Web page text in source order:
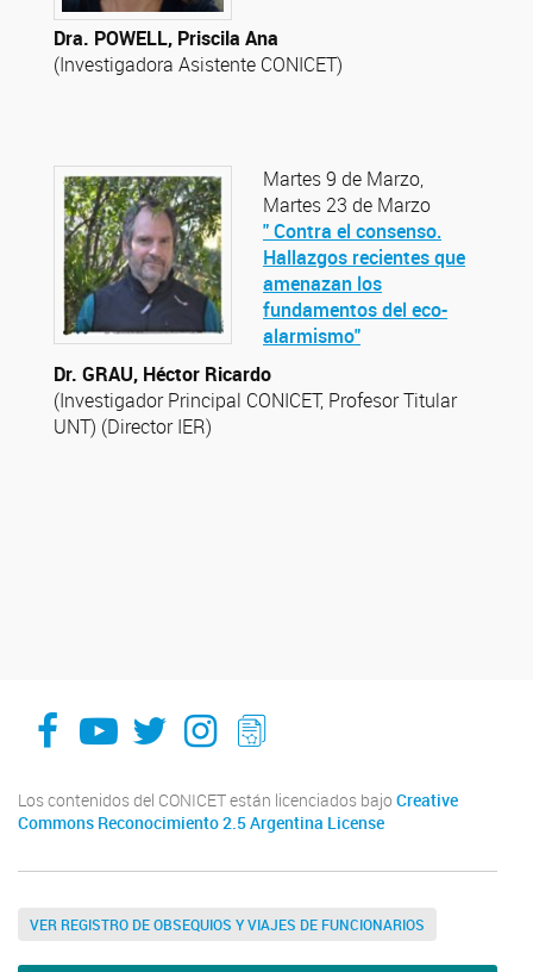
Dra. POWELL, Priscila Ana
(Investigadora Asistente CONICET)
Martes 9 de Marzo,
Martes 23 de Marzo
" Contra el consenso.
Hallazgos recientes que
amenazan los
fundamentos del eco-
alarmismo"
Dr. GRAU, Héctor Ricardo
(Investigador Principal CONICET, Profesor Titular
UNT) (Director IER)
facebook
youtube
Twitter
Instagram
LeChasquier Boletin Digital 70
Los contenidos del CONICET están licenciados bajo Creative
Commons Reconocimiento 2.5 Argentina License
VER REGISTRO DE OBSEQUIOS Y VIAJES DE FUNCIONARIOS